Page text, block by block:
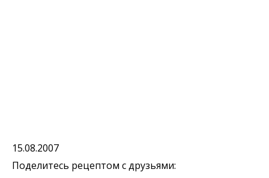
15.08.2007
Поделитесь рецептом с друзьями: